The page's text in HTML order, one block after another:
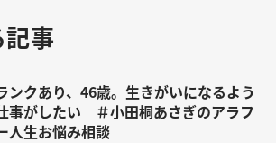
事
ンクあり、46歳。生きがいになるよう
事がしたい ＃小田桐あさぎのアラフ
人生お悩み相談